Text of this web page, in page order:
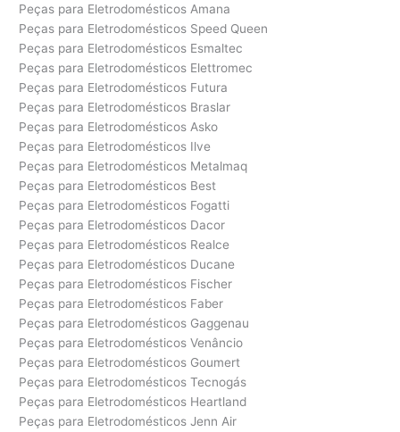
Peças para Eletrodomésticos Amana
Peças para Eletrodomésticos Speed Queen
Peças para Eletrodomésticos Esmaltec
Peças para Eletrodomésticos Elettromec
Peças para Eletrodomésticos Futura
Peças para Eletrodomésticos Braslar
Peças para Eletrodomésticos Asko
Peças para Eletrodomésticos Ilve
Peças para Eletrodomésticos Metalmaq
Peças para Eletrodomésticos Best
Peças para Eletrodomésticos Fogatti
Peças para Eletrodomésticos Dacor
Peças para Eletrodomésticos Realce
Peças para Eletrodomésticos Ducane
Peças para Eletrodomésticos Fischer
Peças para Eletrodomésticos Faber
Peças para Eletrodomésticos Gaggenau
Peças para Eletrodomésticos Venâncio
Peças para Eletrodomésticos Goumert
Peças para Eletrodomésticos Tecnogás
Peças para Eletrodomésticos Heartland
Peças para Eletrodomésticos Jenn Air